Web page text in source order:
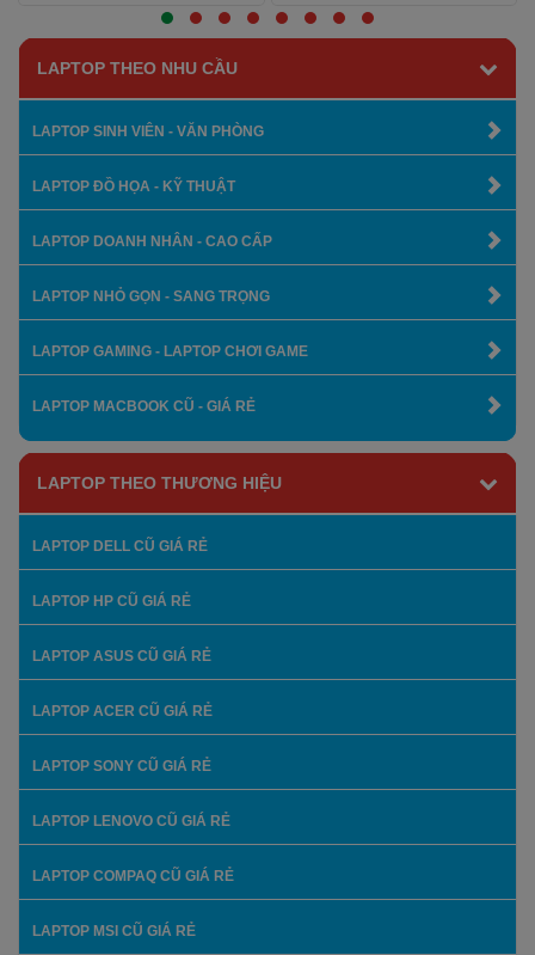
Xem thêm Xem thêm
LAPTOP THEO NHU CẦU
LAPTOP SINH VIÊN - VĂN PHÒNG
LAPTOP ĐỒ HỌA - KỸ THUẬT
LAPTOP DOANH NHÂN - CAO CẤP
LAPTOP NHỎ GỌN - SANG TRỌNG
LAPTOP GAMING - LAPTOP CHƠI GAME
LAPTOP MACBOOK CŨ - GIÁ RẺ
LAPTOP THEO THƯƠNG HIỆU
LAPTOP DELL CŨ GIÁ RẺ
LAPTOP HP CŨ GIÁ RẺ
LAPTOP ASUS CŨ GIÁ RẺ
LAPTOP ACER CŨ GIÁ RẺ
LAPTOP SONY CŨ GIÁ RẺ
LAPTOP LENOVO CŨ GIÁ RẺ
LAPTOP COMPAQ CŨ GIÁ RẺ
LAPTOP MSI CŨ GIÁ RẺ